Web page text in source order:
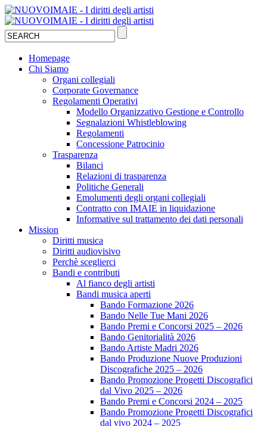
Homepage
Chi Siamo
Organi collegiali
Corporate Governance
Regolamenti Operativi
Modello Organizzativo Gestione e Controllo
Segnalazioni Whistleblowing
Regolamenti
Concessione Patrocinio
Trasparenza
Bilanci
Relazioni di trasparenza
Politiche Generali
Emolumenti degli organi collegiali
Contratto con IMAIE in liquidazione
Informative sul trattamento dei dati personali
Mission
Diritti musica
Diritti audiovisivo
Perchè sceglierci
Bandi e contributi
Al fianco degli artisti
Bandi musica aperti
Bando Formazione 2026
Bando Nelle Tue Mani 2026
Bando Premi e Concorsi 2025 – 2026
Bando Genitorialità 2026
Bando Artiste Madri 2026
Bando Produzione Nuove Produzioni
Discografiche 2025 – 2026
Bando Promozione Progetti Discografici
dal Vivo 2025 – 2026
Bando Premi e Concorsi 2024 – 2025
Bando Promozione Progetti Discografici
dal vivo 2024 – 2025